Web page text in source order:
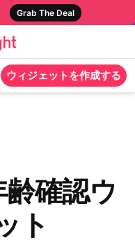
Grab The Deal
ウィジェットを作成する
確認ウ
ト